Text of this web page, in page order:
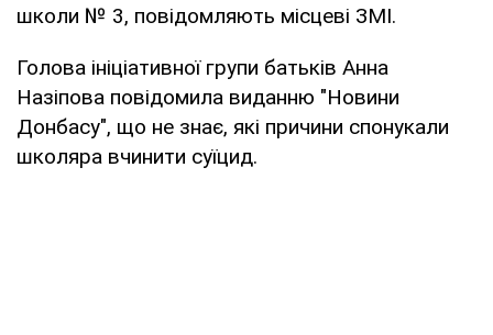
школи № 3, повідомляють місцеві ЗМІ.
Голова ініціативної групи батьків Анна
Назіпова повідомила виданню "Новини
Донбасу", що не знає, які причини спонукали
школяра вчинити суїцид.